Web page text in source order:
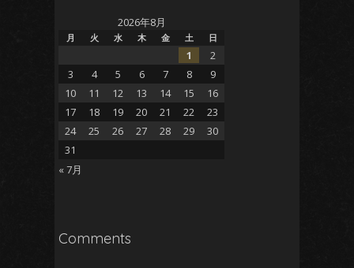
2026年8月
月 火 水 木 金 土 日
1
2
3
4 5 6 7 8
9
10
11 12 13 14 15
16
17
18 19 20 21 22
23
24
25 26 27 28 29
30
31
« 7月
Comments